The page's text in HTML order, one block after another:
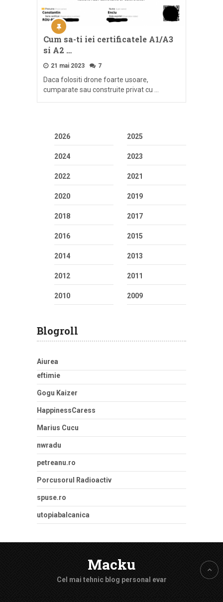
Cum sa-ti iei certificatele A1/A3
si A2 …
21 mai 2023 7
Daca folositi drone foarte usoare,
cumparate sau construite privat cu …
2026 2025
2024 2023
2022 2021
2020 2019
2018 2017
2016 2015
2014 2013
2012 2011
2010 2009
Blogroll
Aiurea
eftimie
Gogu Kaizer
HappinessCaress
Marius Cucu
nwradu
petreanu.ro
Porcusorul Radioactiv
spuse.ro
utopiabalcanica
Macku
Cel mai tehnic blog personal evar